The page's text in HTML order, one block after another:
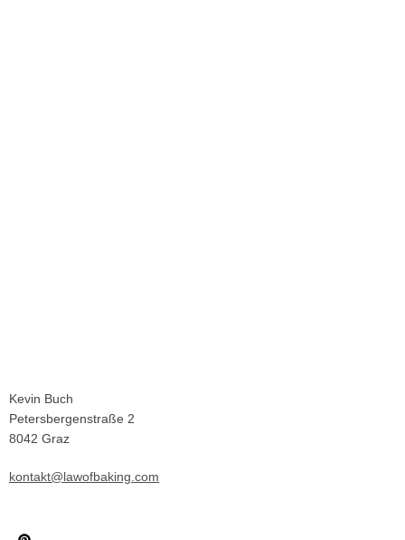
Kevin Buch
Petersbergenstraße 2
8042 Graz
kontakt@lawofbaking.com